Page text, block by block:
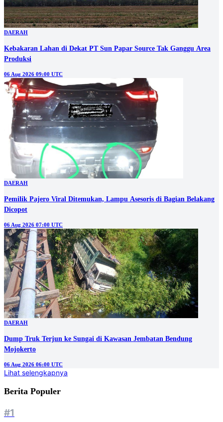
DAERAH
Kebakaran Lahan di Dekat PT Sun Papar Source Tak Ganggu Area
Produksi
06 Aug 2026 09:00 UTC
DAERAH
Pemilik Pajero Viral Ditemukan, Lampu Asesoris di Bagian Belakang
Dicopot
06 Aug 2026 07:00 UTC
DAERAH
Dump Truk Terjun ke Sungai di Kawasan Jembatan Bendung
Mojokerto
06 Aug 2026 06:00 UTC
Lihat selengkapnya
Berita Populer
#1